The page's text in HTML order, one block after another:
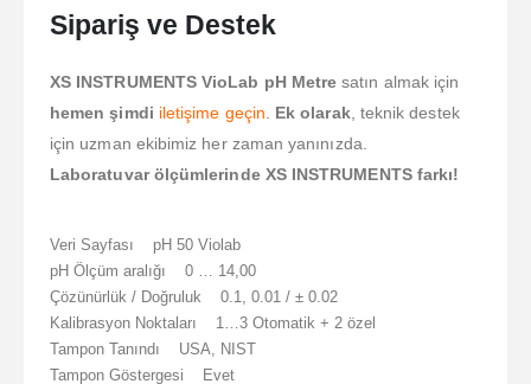
Sipariş ve Destek
XS INSTRUMENTS VioLab pH Metre satın almak için
hemen şimdi iletişime geçin. Ek olarak, teknik destek
için uzman ekibimiz her zaman yanınızda.
Laboratuvar ölçümlerinde XS INSTRUMENTS farkı!
Veri Sayfası pH 50 Violab
pH Ölçüm aralığı 0 … 14,00
Çözünürlük / Doğruluk 0.1, 0.01 / ± 0.02
Kalibrasyon Noktaları 1…3 Otomatik + 2 özel
Tampon Tanındı USA, NIST
Tampon Göstergesi Evet